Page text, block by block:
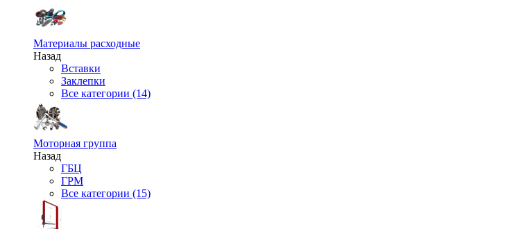
Материалы расходные
Назад
Вставки
Заклепки
Все категории (14)
Моторная группа
Назад
ГБЦ
ГРМ
Все категории (15)